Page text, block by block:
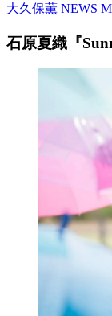
大久保薫 NEWS
石原夏織『